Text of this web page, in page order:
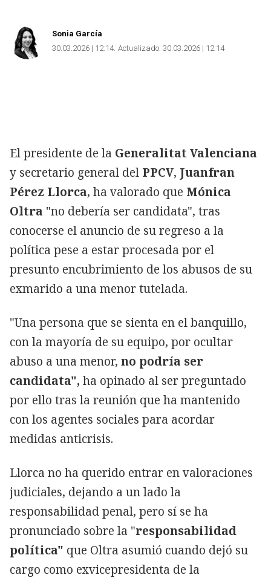
Sonia García
30.03.2026 | 12:14 Actualizado: 30.03.2026 | 12:14
El presidente de la Generalitat Valenciana
y secretario general del PPCV, Juanfran
Pérez Llorca, ha valorado que Mónica
Oltra "no debería ser candidata", tras
conocerse el anuncio de su regreso a la
política pese a estar procesada por el
presunto encubrimiento de los abusos de su
exmarido a una menor tutelada.
"Una persona que se sienta en el banquillo,
con la mayoría de su equipo, por ocultar
abuso a una menor, no podría ser
candidata", ha opinado al ser preguntado
por ello tras la reunión que ha mantenido
con los agentes sociales para acordar
medidas anticrisis.
Llorca no ha querido entrar en valoraciones
judiciales, dejando a un lado la
responsabilidad penal, pero sí se ha
pronunciado sobre la "responsabilidad
política" que Oltra asumió cuando dejó su
cargo como exvicepresidenta de la